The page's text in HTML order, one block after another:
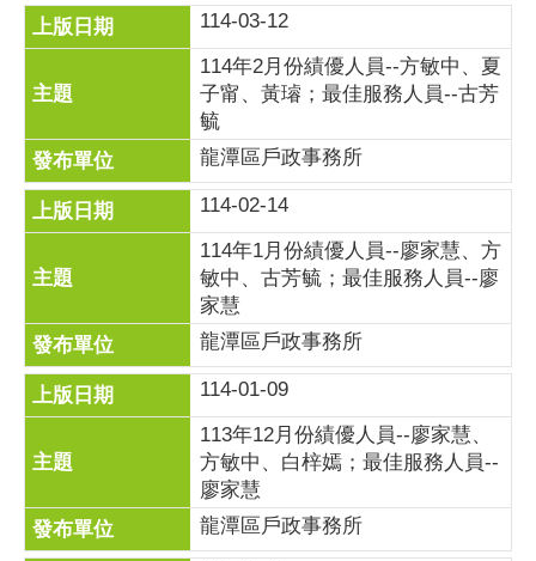
114-03-12
114年2月份績優人員--方敏中、夏
子甯、黃璿；最佳服務人員--古芳
毓
龍潭區戶政事務所
114-02-14
114年1月份績優人員--廖家慧、方
敏中、古芳毓；最佳服務人員--廖
家慧
龍潭區戶政事務所
114-01-09
113年12月份績優人員--廖家慧、
方敏中、白梓嫣；最佳服務人員--
廖家慧
龍潭區戶政事務所